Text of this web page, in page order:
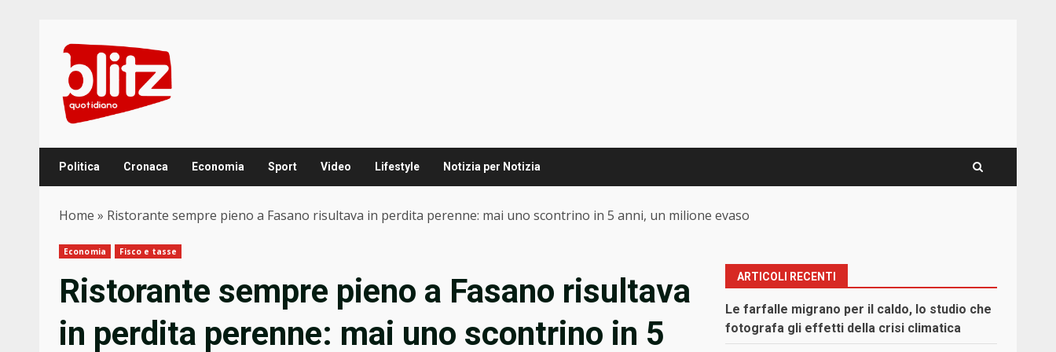
content
Politica Cronaca Economia Sport Video Lifestyle Notizia per Notizia
Home » Ristorante sempre pieno a Fasano risultava in perdita perenne: mai uno scontrino in 5 anni, un milione evaso
Economia Fisco e tasse
Ristorante sempre pieno a Fasano risultava
in perdita perenne: mai uno scontrino in 5
ARTICOLI RECENTI
Le farfalle migrano per il caldo, lo studio che
fotografa gli effetti della crisi climatica